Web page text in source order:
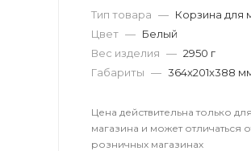
Тип товара — Корзина для
Цвет — Белый
Вес изделия — 2950 г
Габариты — 364x201x388
Цена действительна только
магазина и может отличаться
розничных магазинах